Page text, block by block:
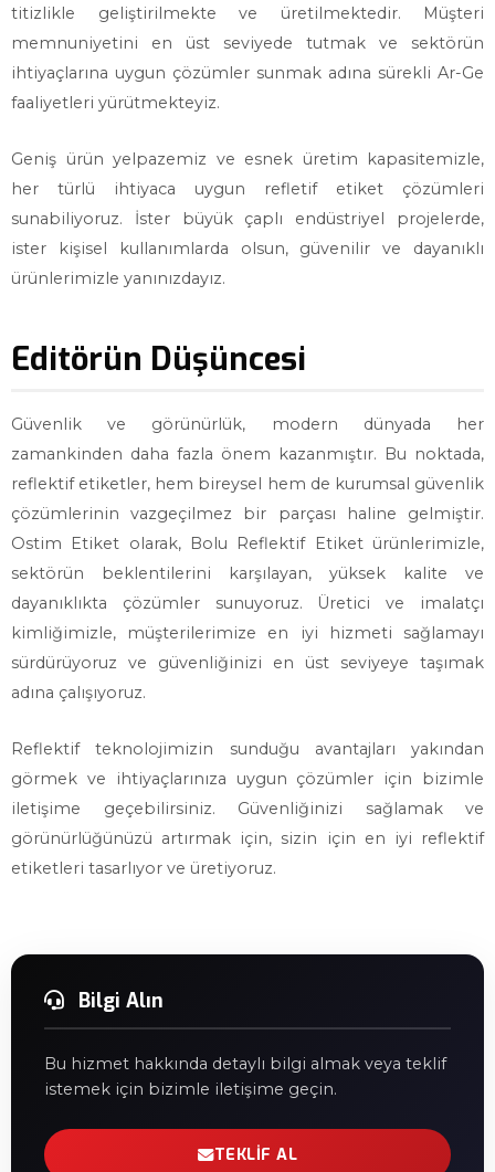
titizlikle geliştirilmekte ve üretilmektedir. Müşteri
memnuniyetini en üst seviyede tutmak ve sektörün
ihtiyaçlarına uygun çözümler sunmak adına sürekli Ar-Ge
faaliyetleri yürütmekteyiz.
Geniş ürün yelpazemiz ve esnek üretim kapasitemizle,
her türlü ihtiyaca uygun refletif etiket çözümleri
sunabiliyoruz. İster büyük çaplı endüstriyel projelerde,
ister kişisel kullanımlarda olsun, güvenilir ve dayanıklı
ürünlerimizle yanınızdayız.
Editörün Düşüncesi
Güvenlik ve görünürlük, modern dünyada her
zamankinden daha fazla önem kazanmıştır. Bu noktada,
reflektif etiketler, hem bireysel hem de kurumsal güvenlik
çözümlerinin vazgeçilmez bir parçası haline gelmiştir.
Ostim Etiket olarak, Bolu Reflektif Etiket ürünlerimizle,
sektörün beklentilerini karşılayan, yüksek kalite ve
dayanıklıkta çözümler sunuyoruz. Üretici ve imalatçı
kimliğimizle, müşterilerimize en iyi hizmeti sağlamayı
sürdürüyoruz ve güvenliğinizi en üst seviyeye taşımak
adına çalışıyoruz.
Reflektif teknolojimizin sunduğu avantajları yakından
görmek ve ihtiyaçlarınıza uygun çözümler için bizimle
iletişime geçebilirsiniz. Güvenliğinizi sağlamak ve
görünürlüğünüzü artırmak için, sizin için en iyi reflektif
etiketleri tasarlıyor ve üretiyoruz.
Bilgi Alın
Bu hizmet hakkında detaylı bilgi almak veya teklif
istemek için bizimle iletişime geçin.
TEKLIF AL